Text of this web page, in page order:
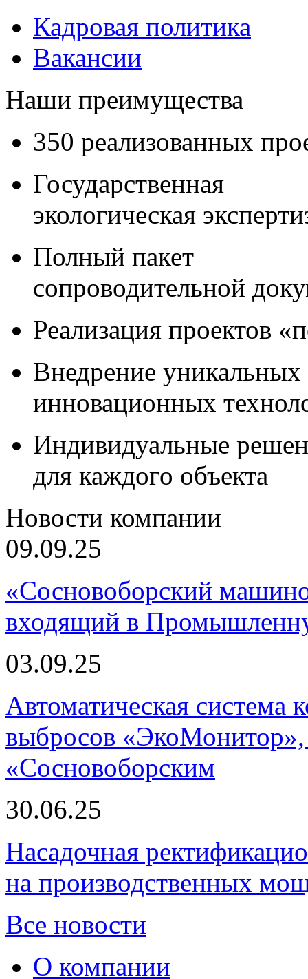
Кадровая политика
Вакансии
Наши преимущества
350 реализованных
Государственная
экологическая
Полный пакет
сопроводительной
Реализация проектов
Внедрение уникальных
инновационных
Индивидуальные
для каждого объекта
Новости компании
09.09.25
«Сосновоборский
входящий в
03.09.25
Автоматическая
выбросов «ЭкоМонитор»,
«Сосновоборским
30.06.25
Насадочная
на производственных
Все новости
О компании